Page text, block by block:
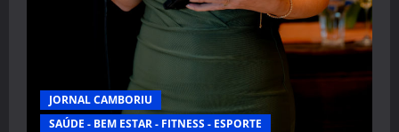
JORNAL CAMBORIU
SAÚDE - BEM ESTAR - FITNESS - ESPORTE